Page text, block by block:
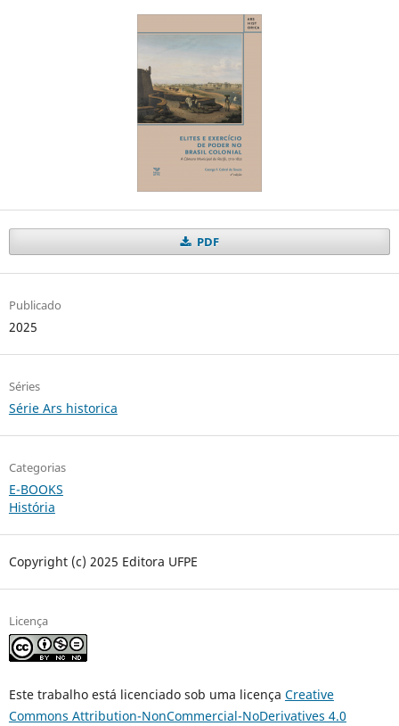
PDF
Publicado
2025
Séries
Série Ars historica
Categorias
E-BOOKS
História
Copyright (c) 2025 Editora UFPE
Licença
Este trabalho está licenciado sob uma licença Creative
Commons Attribution-NonCommercial-NoDerivatives 4.0